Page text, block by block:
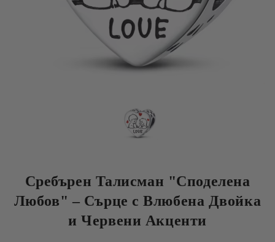
Сребърен Талисман "Споделена
Любов" – Сърце с Влюбена Двойка
и Червени Акценти